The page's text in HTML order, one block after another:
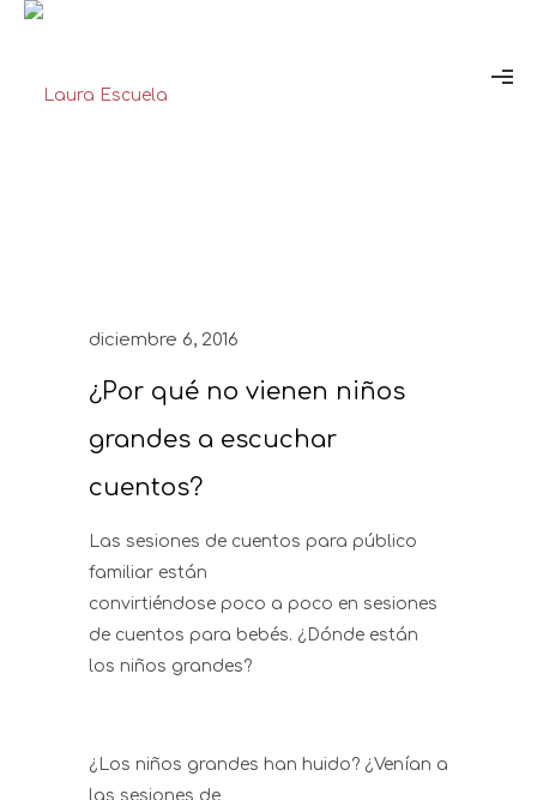
diciembre 6, 2016
¿Por qué no vienen niños
grandes a escuchar
cuentos?
Las sesiones de cuentos para público
familiar están
convirtiéndose poco a poco en sesiones
de cuentos para bebés. ¿Dónde están
los niños grandes?
¿Los niños grandes han huido? ¿Venían a
las sesiones de